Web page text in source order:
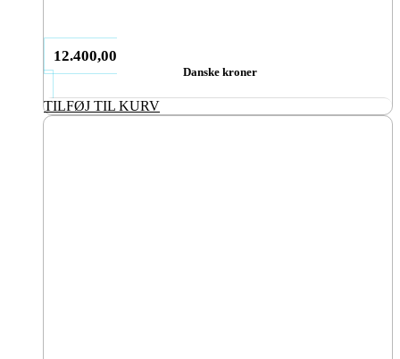
12.400,00
Danske kroner
TILFØJ TIL KURV